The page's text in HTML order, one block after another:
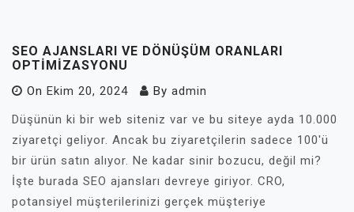
SEO AJANSLARI VE DÖNÜŞÜM ORANLARI
OPTIMIZASYONU
On Ekim 20, 2024 By admin
Düşünün ki bir web siteniz var ve bu siteye ayda 10.000
ziyaretçi geliyor. Ancak bu ziyaretçilerin sadece 100'ü
bir ürün satın alıyor. Ne kadar sinir bozucu, değil mi?
İşte burada SEO ajansları devreye giriyor. CRO,
potansiyel müşterilerinizi gerçek müşteriye